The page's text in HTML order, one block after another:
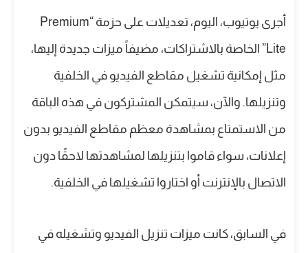
أجرى يوتيوب، اليوم، تعديلات على حزمة “Premium
Lite” الخاصة بالاشتراكات، مضيفاً ميزات جديدة إليها،
مثل إمكانية تشغيل مقاطع الفيديو في الخلفية
وتنزيلها. والآن، سيتمكن المشتركون في هذه الباقة
من الاستمتاع بمشاهدة معظم مقاطع الفيديو بدون
إعلانات، سواء قاموا بتنزيلها لمشاهدتها لاحقًا دون
الاتصال بالإنترنت أو اختاروا تشغيلها في الخلفية.
في السابق، كانت ميزات تنزيل الفيديو وتشغيله في